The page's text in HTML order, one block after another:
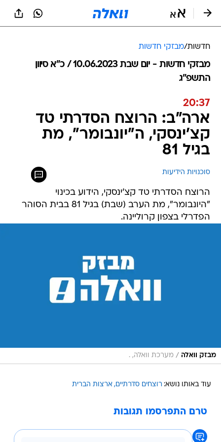
חדשות/מבזקי חדשות
מבזקי חדשות - יום שבת 10.06.2023 / כ״א סיוון
התשפ"ג
20:37
ארה"ב: הרוצח הסדרתי טד
קצ'ינסקי, ה"יונבומר", מת
בגיל 81
סוכנויות הידיעות
הרוצח הסדרתי טד קצ'ינסקי, הידוע בכינוי
"היונבומר", מת הערב (שבת) בגיל 81 בבית הסוהר
הפדרלי בצפון קרוליינה.
מבזק וואלה / מערכת וואלה, .
עוד באותו נושא: רוצחים סדרתיים ארצות הברית
טרם התפרסמו תגובות